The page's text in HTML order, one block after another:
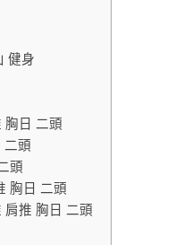
健身
胸日 二頭
二頭
頭
胸日 二頭
肩推 胸日 二頭